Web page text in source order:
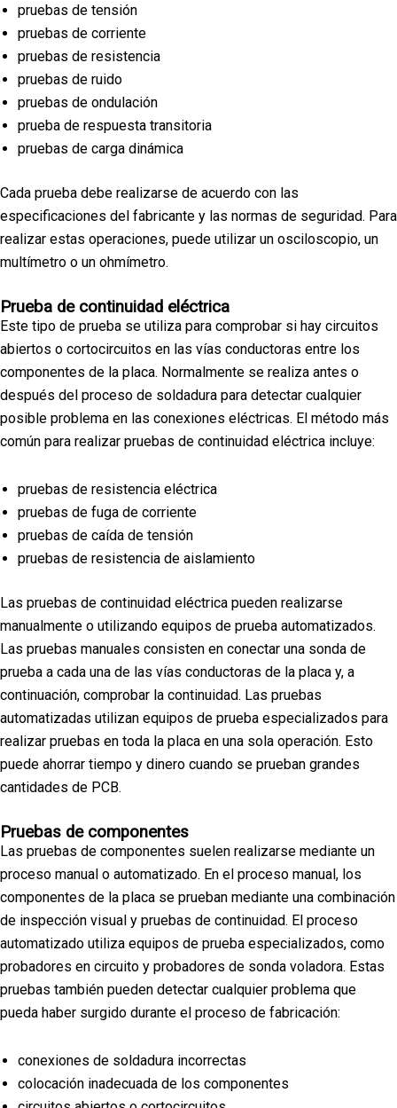
pruebas de tensión
pruebas de corriente
pruebas de resistencia
pruebas de ruido
pruebas de ondulación
prueba de respuesta transitoria
pruebas de carga dinámica
Cada prueba debe realizarse de acuerdo con las
especificaciones del fabricante y las normas de seguridad. Para
realizar estas operaciones, puede utilizar un osciloscopio, un
multímetro o un ohmímetro.
Prueba de continuidad eléctrica
Este tipo de prueba se utiliza para comprobar si hay circuitos
abiertos o cortocircuitos en las vías conductoras entre los
componentes de la placa. Normalmente se realiza antes o
después del proceso de soldadura para detectar cualquier
posible problema en las conexiones eléctricas. El método más
común para realizar pruebas de continuidad eléctrica incluye:
pruebas de resistencia eléctrica
pruebas de fuga de corriente
pruebas de caída de tensión
pruebas de resistencia de aislamiento
Las pruebas de continuidad eléctrica pueden realizarse
manualmente o utilizando equipos de prueba automatizados.
Las pruebas manuales consisten en conectar una sonda de
prueba a cada una de las vías conductoras de la placa y, a
continuación, comprobar la continuidad. Las pruebas
automatizadas utilizan equipos de prueba especializados para
realizar pruebas en toda la placa en una sola operación. Esto
puede ahorrar tiempo y dinero cuando se prueban grandes
cantidades de PCB.
Pruebas de componentes
Las pruebas de componentes suelen realizarse mediante un
proceso manual o automatizado. En el proceso manual, los
componentes de la placa se prueban mediante una combinación
de inspección visual y pruebas de continuidad. El proceso
automatizado utiliza equipos de prueba especializados, como
probadores en circuito y probadores de sonda voladora. Estas
pruebas también pueden detectar cualquier problema que
pueda haber surgido durante el proceso de fabricación:
conexiones de soldadura incorrectas
colocación inadecuada de los componentes